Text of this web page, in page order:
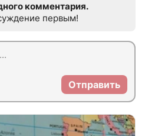
комментария.
первым!
Отправить